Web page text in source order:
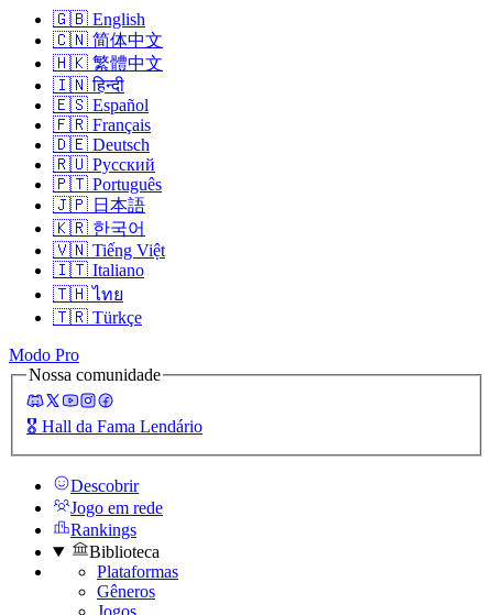
🇬🇧 English
🇨🇳 简体中文
🇭🇰 繁體中文
🇮🇳 हिन्दी
🇪🇸 Español
🇫🇷 Français
🇩🇪 Deutsch
🇷🇺 Русский
🇵🇹 Português
🇯🇵 日本語
🇰🇷 한국어
🇻🇳 Tiếng Việt
🇮🇹 Italiano
🇹🇭 ไทย
🇹🇷 Türkçe
Modo Pro
Nossa comunidade
🎖️ Hall da Fama Lendário
Descobrir
Jogo em rede
Rankings
Biblioteca
Plataformas
Gêneros
Jogos